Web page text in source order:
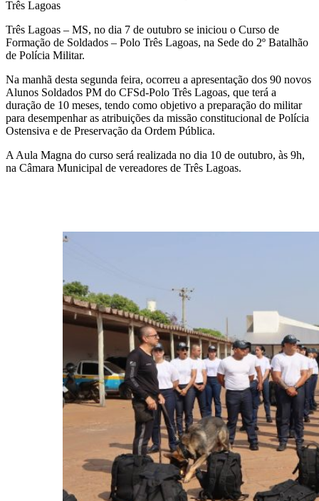
Três Lagoas – MS, no dia 7 de outubro se iniciou o Curso de
Formação de Soldados – Polo Três Lagoas, na Sede do 2º Batalhão
de Polícia Militar.
Na manhã desta segunda feira, ocorreu a apresentação dos 90 novos
Alunos Soldados PM do CFSd-Polo Três Lagoas, que terá a
duração de 10 meses, tendo como objetivo a preparação do militar
para desempenhar as atribuições da missão constitucional de Polícia
Ostensiva e de Preservação da Ordem Pública.
A Aula Magna do curso será realizada no dia 10 de outubro, às 9h,
na Câmara Municipal de vereadores de Três Lagoas.